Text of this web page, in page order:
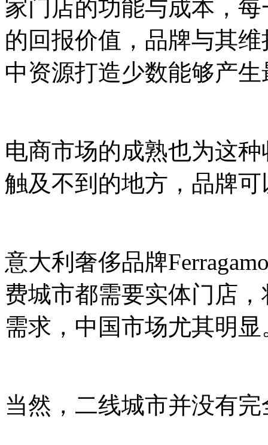
家门店的功能与成本，
的回报价值，品牌与其
中资源打造少数能够产
电商市场的成熟也为这
触及不到的地方，品牌
意大利奢侈品牌
费城市都需要实体门店
需求，中国市场尤其明显
当然，二线城市并没有